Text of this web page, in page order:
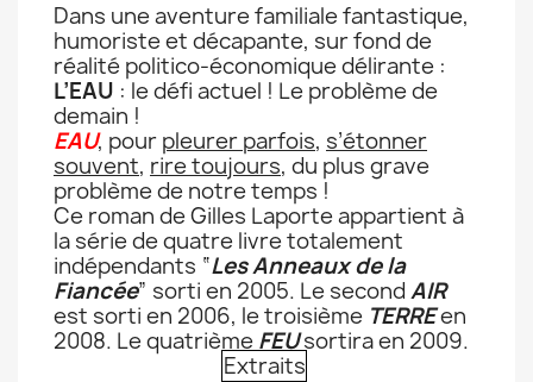
Dans une aventure familiale fantastique,
humoriste et décapante, sur fond de
réalité politico-économique délirante :
L’EAU : le défi actuel ! Le problème de
demain !
EAU, pour pleurer parfois, s’étonner
souvent, rire toujours, du plus grave
problème de notre temps !
Ce roman de Gilles Laporte appartient à
la série de quatre livre totalement
indépendants “Les Anneaux de la
Fiancée” sorti en 2005. Le second AIR
est sorti en 2006, le troisième TERREen
2008. Le quatrième FEUsortira en 2009.
Extraits